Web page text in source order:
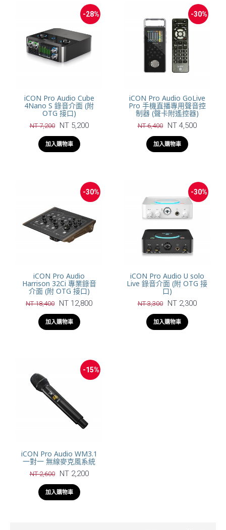
-28%
iCON Pro Audio Cube
4Nano S 錄音介面 (附
OTG 接口)
NT 7,200 NT 5,200
加入購物車
-30%
iCON Pro Audio GoLive
Pro 手機直播專用聲音控
制器 (聲卡附遙控器)
NT 6,400 NT 4,500
加入購物車
-30%
iCON Pro Audio
Harrison 32Ci 專業錄音
介面 (附 OTG 接口)
NT 18,400 NT 12,800
加入購物車
-30%
iCON Pro Audio U solo
Live 錄音介面 (附 OTG 接
口)
NT 3,300 NT 2,300
加入購物車
-15%
iCON Pro Audio WM3.1
一對一 無線麥克風系統
NT 2,600 NT 2,200
加入購物車